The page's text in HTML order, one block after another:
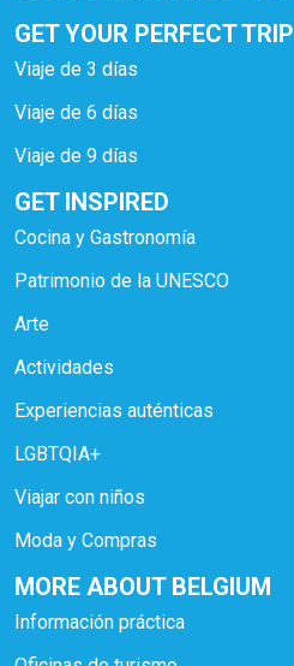
GET YOUR PERFECT TRIP
Viaje de 3 días
Viaje de 6 días
Viaje de 9 días
GET INSPIRED
Cocina y Gastronomía
Patrimonio de la UNESCO
Arte
Actividades
Experiencias auténticas
LGBTQIA+
Viajar con niños
Moda y Compras
MORE ABOUT BELGIUM
Información práctica